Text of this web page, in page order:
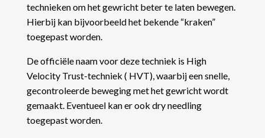
technieken om het gewricht beter te laten bewegen.
Hierbij kan bijvoorbeeld het bekende “kraken”
toegepast worden.
De officiële naam voor deze techniek is High
Velocity Trust-techniek ( HVT), waarbij een snelle,
gecontroleerde beweging met het gewricht wordt
gemaakt. Eventueel kan er ook dry needling
toegepast worden.